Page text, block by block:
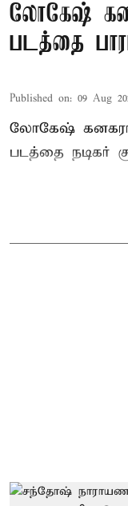
லோகேஷ்
படத்தை
Published on: 09 Aug
லோகேஷ் கனகராஜ்
படத்தை நடிகர்